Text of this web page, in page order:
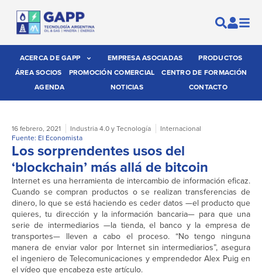
ACERCA DE GAPP EMPRESA ASOCIADAS
PRODUCTOS
ÁREA SOCIOS
PROMOCIÓN COMERCIAL
CENTRO DE FORMACIÓN
AGENDA
NOTICIAS CONTACTO
16 febrero, 2021 Industria 4.0 y Tecnología
Internacional
Fuente: El Economista
Los sorprendentes usos del
‘blockchain’ más allá de bitcoin
Internet es una herramienta de intercambio de información eficaz.
Cuando se compran productos o se realizan transferencias de
dinero, lo que se está haciendo es ceder datos —el producto que
quieres, tu dirección y la información bancaria— para que una
serie de intermediarios —la tienda, el banco y la empresa de
transportes— lleven a cabo el proceso. “No tengo ninguna
manera de enviar valor por Internet sin intermediarios”, asegura
el ingeniero de Telecomunicaciones y emprendedor Alex Puig en
el vídeo que encabeza este artículo.